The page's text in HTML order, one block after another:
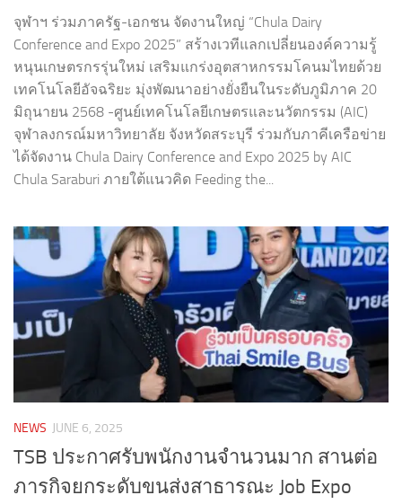
จุฬาฯ ร่วมภาครัฐ-เอกชน จัดงานใหญ่ “Chula Dairy
Conference and Expo 2025” สร้างเวทีแลกเปลี่ยนองค์ความรู้
หนุนเกษตรกรรุ่นใหม่ เสริมแกร่งอุตสาหกรรมโคนมไทยด้วย
เทคโนโลยีอัจฉริยะ มุ่งพัฒนาอย่างยั่งยืนในระดับภูมิภาค 20
มิถุนายน 2568 -ศูนย์เทคโนโลยีเกษตรและนวัตกรรม (AIC)
จุฬาลงกรณ์มหาวิทยาลัย จังหวัดสระบุรี ร่วมกับภาคีเครือข่าย
ได้จัดงาน Chula Dairy Conference and Expo 2025 by AIC
Chula Saraburi ภายใต้แนวคิด Feeding the...
NEWS JUNE 6, 2025
TSB ประกาศรับพนักงานจำนวนมาก สานต่อ
ภารกิจยกระดับขนส่งสาธารณะ Job Expo